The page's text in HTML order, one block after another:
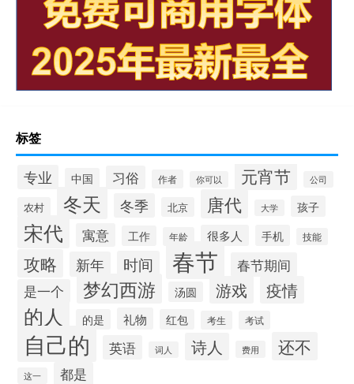
标签
专业 中国 习俗 作者 你可以 元宵节 公司
农村 冬天 冬季 北京 唐代 大学 孩子
宋代 寓意 工作 年龄 很多人 手机 技能
攻略 新年 时间 春节 春节期间
是一个 梦幻西游 汤圆 游戏 疫情
的人 的是 礼物 红包 考生 考试
自己的 英语 词人 诗人 费用 还不
这一 都是